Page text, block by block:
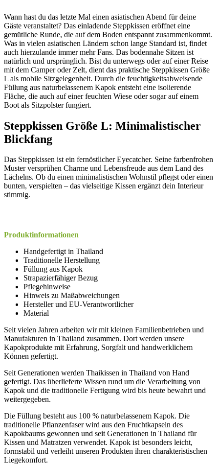
Wann hast du das letzte Mal einen asiatischen Abend für deine
Gäste veranstaltet? Das einladende Steppkissen eröffnet eine
gemütliche Runde, die auf dem Boden entspannt zusammenkommt.
Was in vielen asiatischen Ländern schon lange Standard ist, findet
auch hierzulande immer mehr Fans. Das bodennahe Sitzen ist
natürlich und ursprünglich. Bist du unterwegs oder auf einer Reise
mit dem Camper oder Zelt, dient das praktische Steppkissen Größe
L als mobile Sitzgelegenheit. Durch die feuchtigkeitsabweisende
Füllung aus naturbelassenem Kapok entsteht eine isolierende
Fläche, die auch auf einer feuchten Wiese oder sogar auf einem
Boot als Sitzpolster fungiert.
Steppkissen Größe L: Minimalistischer
Blickfang
Das Steppkissen ist ein fernöstlicher Eyecatcher. Seine farbenfrohen
Muster versprühen Charme und Lebensfreude aus dem Land des
Lächelns. Ob du einen minimalistischen Wohnstil pflegst oder einen
bunten, verspielten – das vielseitige Kissen ergänzt dein Interieur
stimmig.
Produktinformationen
Handgefertigt in Thailand
Traditionelle Herstellung
Füllung aus Kapok
Strapazierfähiger Bezug
Pflegehinweise
Hinweis zu Maßabweichungen
Hersteller und EU-Verantwortlicher
Material
Seit vielen Jahren arbeiten wir mit kleinen Familienbetrieben und
Manufakturen in Thailand zusammen. Dort werden unsere
Kapokprodukte mit Erfahrung, Sorgfalt und handwerklichem
Können gefertigt.
Seit Generationen werden Thaikissen in Thailand von Hand
gefertigt. Das überlieferte Wissen rund um die Verarbeitung von
Kapok und die traditionelle Fertigung wird bis heute bewahrt und
weitergegeben.
Die Füllung besteht aus 100 % naturbelassenem Kapok. Die
traditionelle Pflanzenfaser wird aus den Fruchtkapseln des
Kapokbaums gewonnen und seit Generationen in Thailand für
Kissen und Matratzen verwendet. Kapok ist besonders leicht,
formstabil und verleiht unseren Produkten ihren charakteristischen
Liegekomfort.